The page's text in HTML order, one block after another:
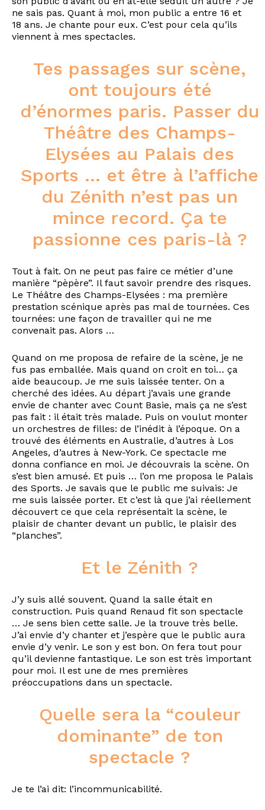
ne sais pas. Quant à moi, mon public a entre 16 et
18 ans. Je chante pour eux. C’est pour cela qu’ils
viennent à mes spectacles.
Tes passages sur scène,
ont toujours été
d’énormes paris. Passer du
Théâtre des Champs-
Elysées au Palais des
Sports … et être à l’affiche
du Zénith n’est pas un
mince record. Ça te
passionne ces paris-là ?
Tout à fait. On ne peut pas faire ce métier d’une
manière “pèpère”. Il faut savoir prendre des risques.
Le Théâtre des Champs-Elysées : ma première
prestation scénique après pas mal de tournées. Ces
tournées: une façon de travailler qui ne me
convenait pas. Alors …
Quand on me proposa de refaire de la scène, je ne
fus pas emballée. Mais quand on croit en toi… ça
aide beaucoup. Je me suis laissée tenter. On a
cherché des idées. Au départ j’avais une grande
envie de chanter avec Count Basie, mais ça ne s’est
pas fait : il était très malade. Puis on voulut monter
un orchestres de filles: de l’inédit à l’époque. On a
trouvé des éléments en Australie, d’autres à Los
Angeles, d’autres à New-York. Ce spectacle me
donna confiance en moi. Je découvrais la scène. On
s’est bien amusé. Et puis … l’on me proposa le Palais
des Sports. Je savais que le public me suivais: Je
me suis laissée porter. Et c’est là que j’ai réellement
découvert ce que cela représentait la scène, le
plaisir de chanter devant un public, le plaisir des
“planches”.
Et le Zénith ?
J’y suis allé souvent. Quand la salle était en
construction. Puis quand Renaud fit son spectacle
… Je sens bien cette salle. Je la trouve très belle.
J’ai envie d’y chanter et j’espère que le public aura
envie d’y venir. Le son y est bon. On fera tout pour
qu’il devienne fantastique. Le son est très important
pour moi. Il est une de mes premières
préoccupations dans un spectacle.
Quelle sera la “couleur
dominante” de ton
spectacle ?
Je te l’ai dit: l’incommunicabilité.